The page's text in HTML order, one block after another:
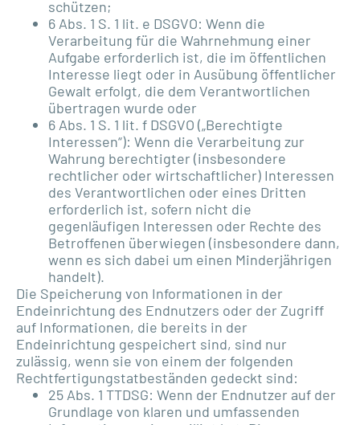
schützen;
6 Abs. 1 S. 1 lit. e DSGVO: Wenn die
Verarbeitung für die Wahrnehmung einer
Aufgabe erforderlich ist, die im öffentlichen
Interesse liegt oder in Ausübung öffentlicher
Gewalt erfolgt, die dem Verantwortlichen
übertragen wurde oder
6 Abs. 1 S. 1 lit. f DSGVO („Berechtigte
Interessen“): Wenn die Verarbeitung zur
Wahrung berechtigter (insbesondere
rechtlicher oder wirtschaftlicher) Interessen
des Verantwortlichen oder eines Dritten
erforderlich ist, sofern nicht die
gegenläufigen Interessen oder Rechte des
Betroffenen überwiegen (insbesondere dann,
wenn es sich dabei um einen Minderjährigen
handelt).
Die Speicherung von Informationen in der
Endeinrichtung des Endnutzers oder der Zugriff
auf Informationen, die bereits in der
Endeinrichtung gespeichert sind, sind nur
zulässig, wenn sie von einem der folgenden
Rechtfertigungstatbeständen gedeckt sind:
25 Abs. 1 TTDSG: Wenn der Endnutzer auf der
Grundlage von klaren und umfassenden